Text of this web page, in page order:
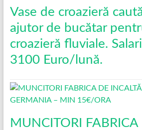
Vase de croazieră
ajutor de bucătar
croazieră fluviale.
3100 Euro/lună.
MUNCITORI FABRICA